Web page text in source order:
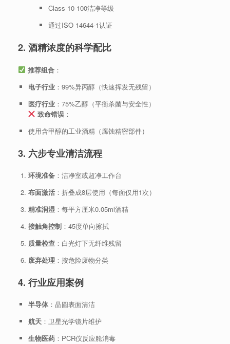
Class 10-100洁净等级
通过ISO 14644-1认证
2. 酒精浓度的科学配比
推荐组合：
电子行业：99%异丙醇（快速挥发无残留）
医疗行业：75%乙醇（平衡杀菌与安全性）
致命错误 ：
使用含甲醇的工业酒精（腐蚀精密部件）
3. 六步专业清洁流程
环境准备：洁净室或超净工作台
布面激活：折叠成8层使用（每面仅用1次）
精准润湿：每平方厘米0.05ml酒精
接触角控制：45度单向擦拭
质量检查：白光灯下无纤维残留
废弃处理：按危险废物分类
4. 行业应用案例
半导体：晶圆表面清洁
航天：卫星光学镜片维护
生物医药：PCR仪反应舱消毒